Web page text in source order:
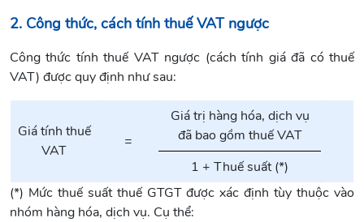
2. Công thức, cách tính thuế VAT ngược
Công thức tính thuế VAT ngược (cách tính giá đã có thuế
VAT) được quy định như sau:
Giá tính thuế
VAT
=
Giá trị hàng hóa, dịch vụ
đã bao gồm thuế VAT
1 + Thuế suất (*)
(*) Mức thuế suất thuế GTGT được xác định tùy thuộc vào
nhóm hàng hóa, dịch vụ. Cụ thể: